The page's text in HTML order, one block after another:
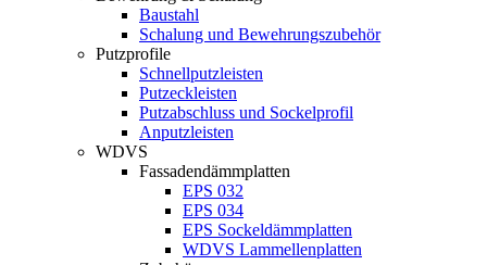
Baustahl
Schalung und Bewehrungszubehör
Putzprofile
Schnellputzleisten
Putzeckleisten
Putzabschluss und Sockelprofil
Anputzleisten
WDVS
Fassadendämmplatten
EPS 032
EPS 034
EPS Sockeldämmplatten
WDVS Lammellenplatten